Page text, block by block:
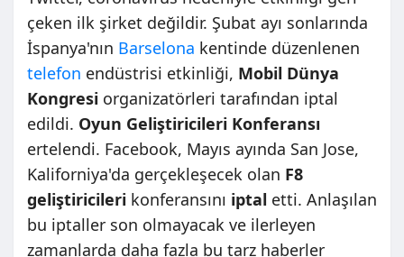
çeken ilk şirket değildir. Şubat ayı sonlarında
İspanya'nın Barselona kentinde düzenlenen
telefon endüstrisi etkinliği, Mobil Dünya
Kongresi organizatörleri tarafından iptal
edildi. Oyun Geliştiricileri Konferansı
ertelendi. Facebook, Mayıs ayında San Jose,
Kaliforniya'da gerçekleşecek olan F8
geliştiricileri konferansını iptal etti. Anlaşılan
bu iptaller son olmayacak ve ilerleyen
zamanlarda daha fazla bu tarz haberler